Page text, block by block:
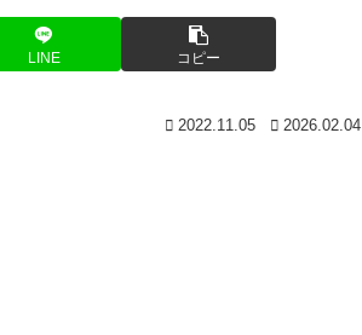
LINE コピー
2022.11.05 2026.02.04